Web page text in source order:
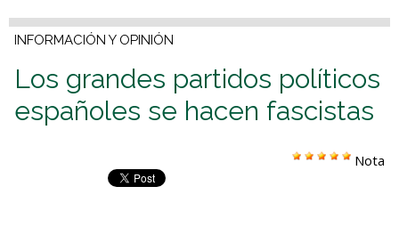
INFORMACIÓN Y OPINIÓN
Los grandes partidos políticos
españoles se hacen fascistas
Nota